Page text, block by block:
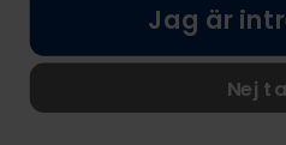
© Nordic Prostore 2026
Allmänna villkor
Jag är
Nej